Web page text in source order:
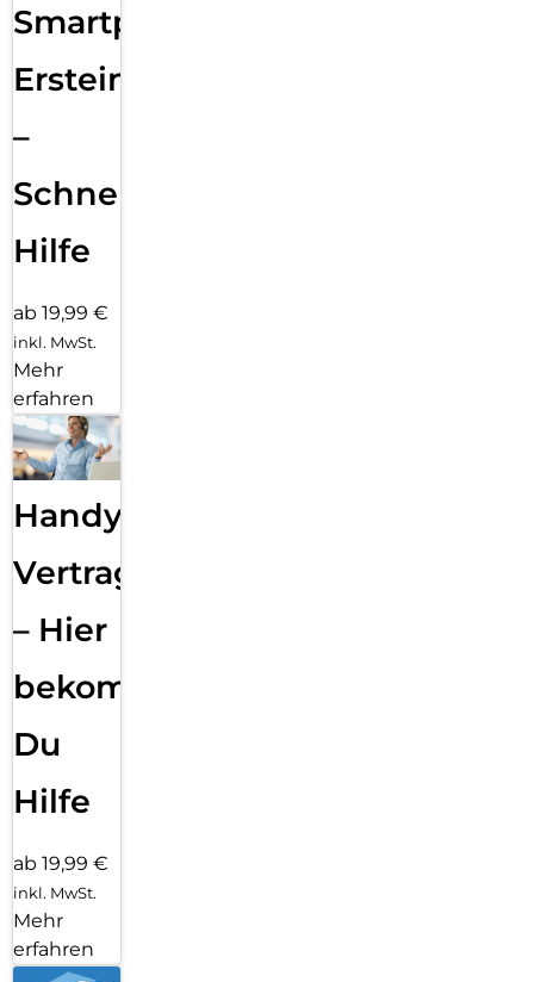
Smartphone
Ersteinrichtung
–
Schnelle
Hilfe
ab 19,99 €
inkl. MwSt.
Mehr
erfahren
Handy
Vertragsabwicklung
– Hier
bekommst
Du
Hilfe
ab 19,99 €
inkl. MwSt.
Mehr
erfahren